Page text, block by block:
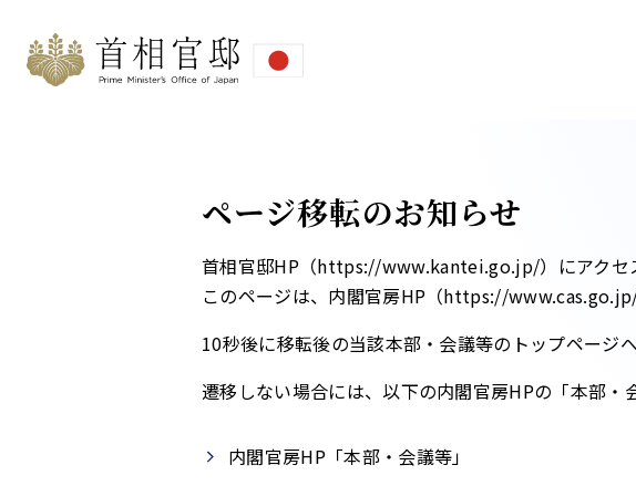
ページ移転のお知らせ
首相官邸HP（https://www.kantei.go.jp/）にアクセ
このページは、内閣官房HP（https://www.cas.go.jp/
10秒後に移転後の当該本部・会議等のトップページ
遷移しない場合には、以下の内閣官房HPの「本部・
内閣官房HP「本部・会議等」​